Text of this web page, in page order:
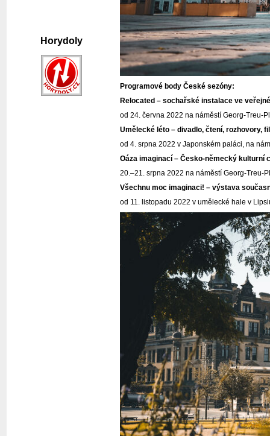
Horydoly
Programové body České sezóny:
Relocated – sochařské instalace ve
od 24. června 2022 na náměstí Georg-Treu-
Umělecké léto – divadlo, čtení, rozhovory,
od 4. srpna 2022 v Japonském paláci, na
Oáza imaginací – Česko-německý kulturní
20.–21. srpna 2022 na náměstí Georg-Treu-
Všechnu moc imaginaci! – výstava
od 11. listopadu 2022 v umělecké hale v